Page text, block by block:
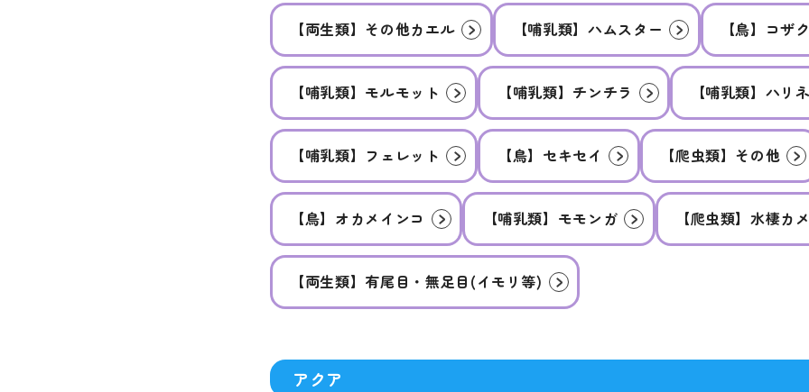
【両生類】その他カエル 【哺乳類】ハムスター 【鳥】コザ
【哺乳類】モルモット 【哺乳類】チンチラ 【哺乳類】ハリ
【哺乳類】フェレット 【鳥】セキセイ 【爬虫類】その他
【鳥】オカメインコ 【哺乳類】モモンガ 【爬虫類】水棲カ
【両生類】有尾目・無足目(イモリ等)
アクア